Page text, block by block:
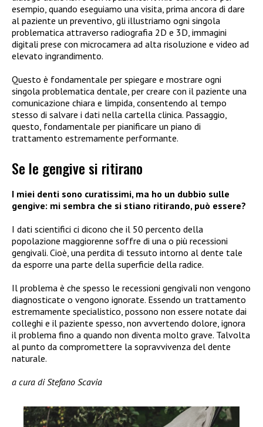
esempio, quando eseguiamo una visita, prima ancora di dare
al paziente un preventivo, gli illustriamo ogni singola
problematica attraverso radiografia 2D e 3D, immagini
digitali prese con microcamera ad alta risoluzione e video ad
elevato ingrandimento.
Questo è fondamentale per spiegare e mostrare ogni
singola problematica dentale, per creare con il paziente una
comunicazione chiara e limpida, consentendo al tempo
stesso di salvare i dati nella cartella clinica. Passaggio,
questo, fondamentale per pianificare un piano di
trattamento estremamente performante.
Se le gengive si ritirano
I miei denti sono curatissimi, ma ho un dubbio sulle
gengive: mi sembra che si stiano ritirando, può essere?
I dati scientifici ci dicono che il 50 percento della
popolazione maggiorenne soffre di una o più recessioni
gengivali. Cioè, una perdita di tessuto intorno al dente tale
da esporre una parte della superficie della radice.
Il problema è che spesso le recessioni gengivali non vengono
diagnosticate o vengono ignorate. Essendo un trattamento
estremamente specialistico, possono non essere notate dai
colleghi e il paziente spesso, non avvertendo dolore, ignora
il problema fino a quando non diventa molto grave. Talvolta
al punto da compromettere la sopravvivenza del dente
naturale.
a cura di Stefano Scavia